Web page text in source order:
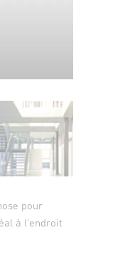
pour
à l'endroit